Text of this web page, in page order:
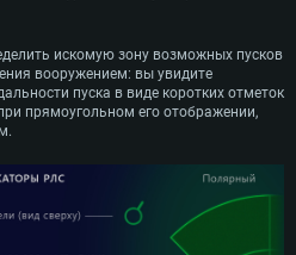
искомую зону возможных пусков
вооружением: вы увидите
пуска в виде коротких отметок
прямоугольном его отображении,